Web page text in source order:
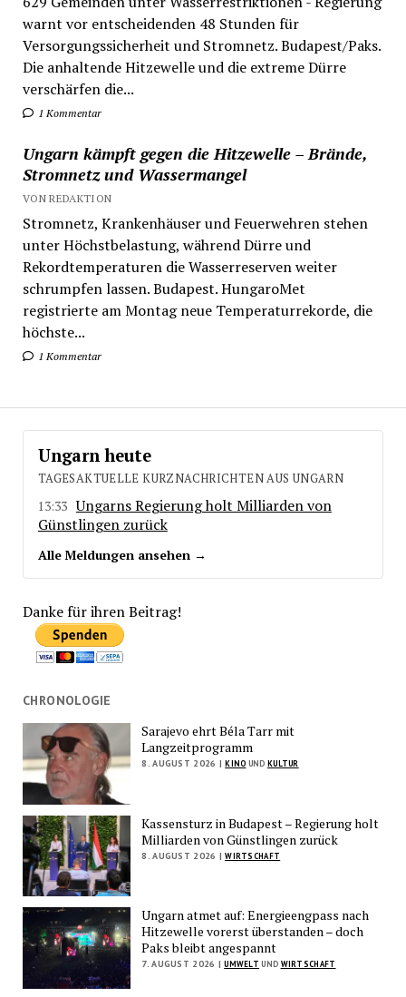
warnt vor entscheidenden 48 Stunden für
Versorgungssicherheit und Stromnetz. Budapest/Paks.
Die anhaltende Hitzewelle und die extreme Dürre
verschärfen die...
1 Kommentar
Ungarn kämpft gegen die Hitzewelle – Brände,
Stromnetz und Wassermangel
VON REDAKTION
Stromnetz, Krankenhäuser und Feuerwehren stehen
unter Höchstbelastung, während Dürre und
Rekordtemperaturen die Wasserreserven weiter
schrumpfen lassen. Budapest. HungaroMet
registrierte am Montag neue Temperaturrekorde, die
höchste...
1 Kommentar
Ungarn heute
TAGESAKTUELLE KURZNACHRICHTEN AUS UNGARN
13:33 Ungarns Regierung holt Milliarden von
Günstlingen zurück
Alle Meldungen ansehen →
Danke für ihren Beitrag!
CHRONOLOGIE
Sarajevo ehrt Béla Tarr mit
Langzeitprogramm
8. AUGUST 2026 | KINO UND KULTUR
Kassensturz in Budapest – Regierung holt
Milliarden von Günstlingen zurück
8. AUGUST 2026 | WIRTSCHAFT
Ungarn atmet auf: Energieengpass nach
Hitzewelle vorerst überstanden – doch
Paks bleibt angespannt
7. AUGUST 2026 | UMWELT UND WIRTSCHAFT